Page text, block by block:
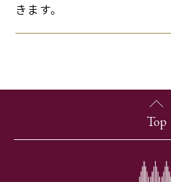
きます。
Top